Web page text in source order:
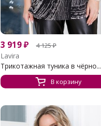
3 919₽ 4 125₽
Lavira
Трикотажная туника в чёрно...
В корзину